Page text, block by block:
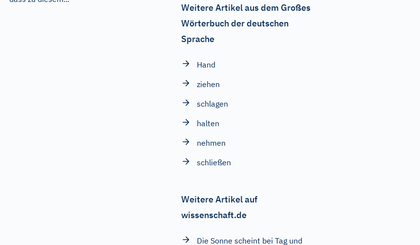
Weitere Artikel aus dem Großes
Wörterbuch der deutschen
Sprache
Hand
ziehen
schlagen
halten
nehmen
schließen
Weitere Artikel auf
wissenschaft.de
Die Sonne scheint bei Tag und